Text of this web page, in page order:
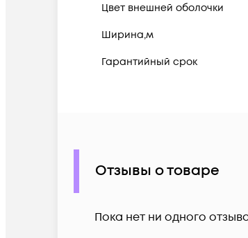
Цвет внешней оболочки
Ширина,м
Гарантийный срок
Отзывы о товаре
Пока нет ни одного